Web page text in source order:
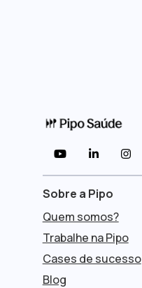
  
Sobre a Pipo
Quem somos?
Trabalhe na Pipo
Cases de sucesso
Blog